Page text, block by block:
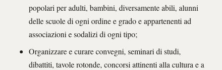
popolari per adulti, bambini, diversamente abili, alunni
delle scuole di ogni ordine e grado e appartenenti ad
associazioni e sodalizi di ogni tipo;
Organizzare e curare convegni, seminari di studi,
dibattiti, tavole rotonde, concorsi attinenti alla cultura e a